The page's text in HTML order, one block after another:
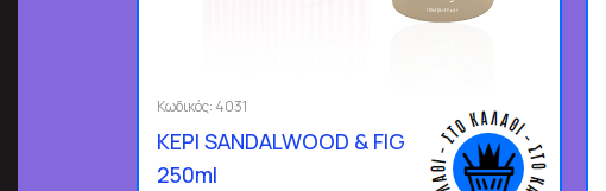
Κωδικός: 4031
ΚΕΡΙ SANDALWOOD & FIG
250ml